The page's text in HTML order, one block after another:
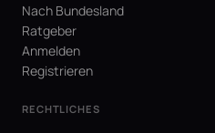
Nach Bundesland
Ratgeber
Anmelden
Registrieren
RECHTLICHES